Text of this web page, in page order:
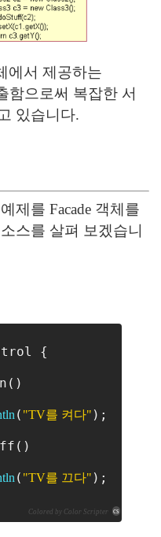
에서 제공하는
함으로써 복잡한 서
있습니다.
제를 Facade 객체를
스를 살펴 보겠습니
{
( "TV를 켜다" );
( "TV를 끄다" );
Colored by Color Scripter cs